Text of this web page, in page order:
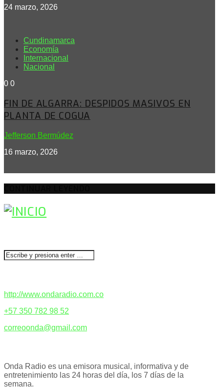
24 marzo, 2026
Cundinamarca
Economía
Internacional
Nacional
0 0
FIN DE ALGARRA: DESPIDOS MASIVOS EN
PLANTA DE COGUA
Jefferson Bermúdez
16 marzo, 2026
http://www.ondaradio.com.co
+57 350 782 98 52
correoonda@gmail.com
Onda Radio es una emisora musical, informativa y de
entretenimiento las 24 horas del día, los 7 días de la
semana.